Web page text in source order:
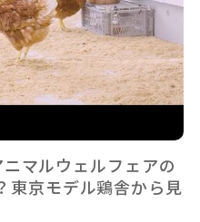
マルウェルフェアの
東京モデル鶏舎から見